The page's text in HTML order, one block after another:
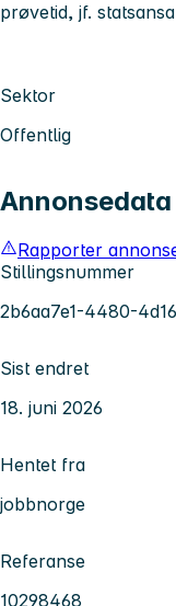
prøvetid, jf.
Sektor
Offentlig
Annonsedata
Rapporter
Stillingsnummer
2b6aa7e1-4480-
Sist endret
18. juni 2026
Hentet fra
jobbnorge
Referanse
10298468